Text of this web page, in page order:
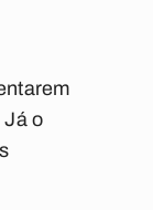
Já o